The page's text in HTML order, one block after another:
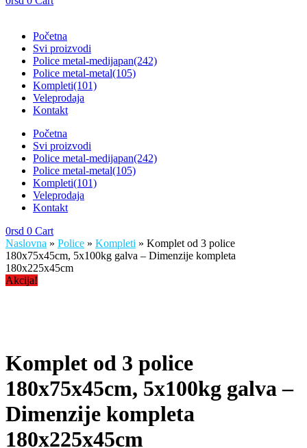
Početna
Svi proizvodi
Police metal-medijapan(242)
Police metal-metal(105)
Kompleti(101)
Veleprodaja
Kontakt
Početna
Svi proizvodi
Police metal-medijapan(242)
Police metal-metal(105)
Kompleti(101)
Veleprodaja
Kontakt
0rsd 0 Cart
Naslovna » Police » Kompleti » Komplet od 3 police
180x75x45cm, 5x100kg galva – Dimenzije kompleta
180x225x45cm
Akcija!
Komplet od 3 police
180x75x45cm, 5x100kg galva –
Dimenzije kompleta
180x225x45cm